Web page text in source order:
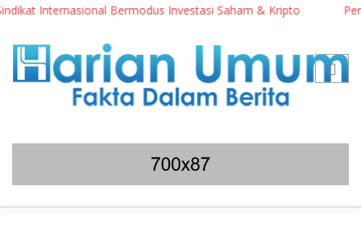
Internasional Bermodus Investasi Saham & Kripto